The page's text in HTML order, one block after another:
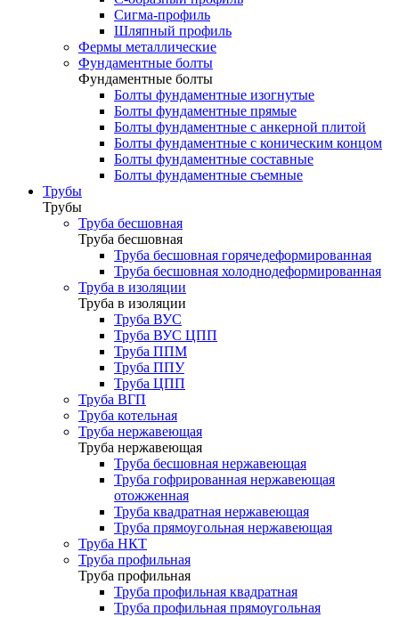
Сигма-профиль
Шляпный профиль
Фермы металлические
Фундаментные болты
Фундаментные болты
Болты фундаментные изогнутые
Болты фундаментные прямые
Болты фундаментные с анкерной плитой
Болты фундаментные с коническим концом
Болты фундаментные составные
Болты фундаментные съемные
Трубы
Трубы
Труба бесшовная
Труба бесшовная
Труба бесшовная горячедеформированная
Труба бесшовная холоднодеформированная
Труба в изоляции
Труба в изоляции
Труба ВУС
Труба ВУС ЦПП
Труба ППМ
Труба ППУ
Труба ЦПП
Труба ВГП
Труба котельная
Труба нержавеющая
Труба нержавеющая
Труба бесшовная нержавеющая
Труба гофрированная нержавеющая
отожженная
Труба квадратная нержавеющая
Труба прямоугольная нержавеющая
Труба НКТ
Труба профильная
Труба профильная
Труба профильная квадратная
Труба профильная прямоугольная